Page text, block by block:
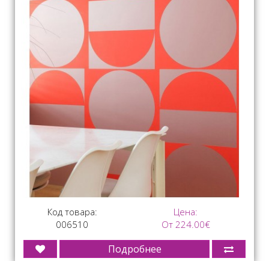
Код товара:
006510
Цена:
От 224.00€
Подробнее